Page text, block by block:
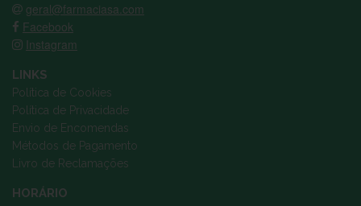
geral@farmaciasa.com
Facebook
Instagram
LINKS
Política de Cookies
Política de Privacidade
Envio de Encomendas
Métodos de Pagamento
Livro de Reclamações
HORÁRIO